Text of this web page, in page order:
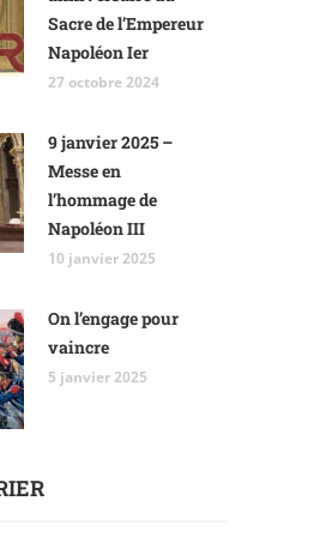
Sacre de l’Empereur
Napoléon Ier
27 octobre 2024
9 janvier 2025 –
Messe en
l’hommage de
Napoléon III
10 janvier 2025
On l’engage pour
vaincre
5 janvier 2025